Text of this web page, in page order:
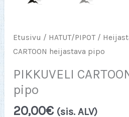
Etusivu / HATUT/PIPOT/
CARTOON heijastava pipo
PIKKUVELI
pipo
20,00€ (sis. ALV)